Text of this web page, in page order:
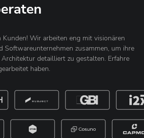
Kunden! Wir arbeiten eng mit visionären
Softwareunternehmen zusammen, um ihre
Architektur detailliert zu gestalten. Erfahre
haben.